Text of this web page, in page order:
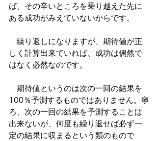
ば、その辛いところを乗り越えた先に
ある成功がみえていないからです。
繰り返しになりますが、期待値が正
しく計算出来ていれば、成功は偶然で
はなく必然なのです。
期待値というのは次の一回の結果を
100％予測するものではありません。寧
ろ、次の一回の結果を予測することは
出来ないが、何度も繰り返せば必ず一
定の結果に収まるという類のもので